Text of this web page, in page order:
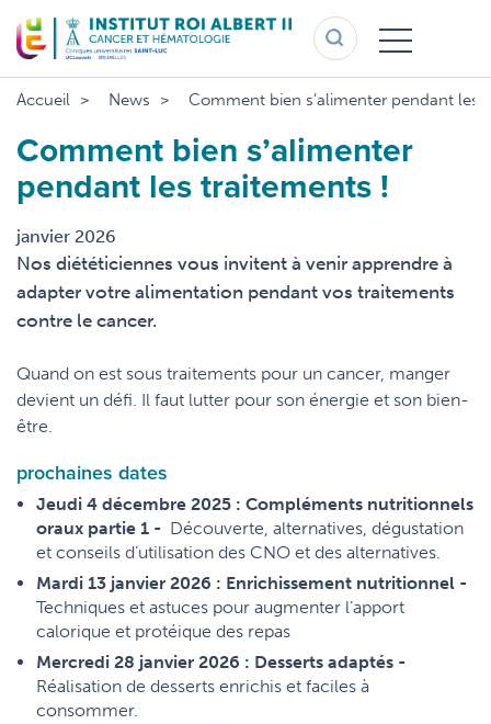
au
contenu
principal
Accueil News Comment bien s’alimenter pendant les
Comment bien s’alimenter
pendant les traitements !
janvier 2026
Nos diététiciennes vous invitent à venir apprendre à
adapter votre alimentation pendant vos traitements
contre le cancer.
Quand on est sous traitements pour un cancer, manger
devient un défi. Il faut lutter pour son énergie et son bien-
être.
prochaines dates
Jeudi 4 décembre 2025 : Compléments nutritionnels
oraux partie 1 - Découverte, alternatives, dégustation
et conseils d’utilisation des CNO et des alternatives.
Mardi 13 janvier 2026 : Enrichissement nutritionnel -
Techniques et astuces pour augmenter l’apport
calorique et protéique des repas
Mercredi 28 janvier 2026 : Desserts adaptés -
Réalisation de desserts enrichis et faciles à
consommer.